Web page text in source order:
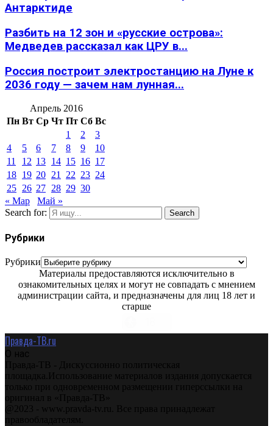
Антарктиде
Разбить на 12 зон и «русские острова»:
Медведев рассказал как ЦРУ в...
Россия построит электростанцию на Луне к
2036 году — зачем нам лунная...
Апрель 2016
Пн Вт Ср Чт Пт Сб Вс
1
2
3
4
5 6 7 8 9
10
11
12 13 14 15 16 17
18 19 20 21 22 23 24
25 26 27 28 29 30
« Мар
Май »
Search for:
Search
Рубрики
Рубрики
Материалы предоставляются исключительно в
ознакомительных целях и могут не совпадать с мнением
администрации сайта, и предназначены для лиц 18 лет и
старше
Правда-ТВ.ru
О нас
Правда-ТВ - Дискуссионно политическая
площадка.Использование материалов издания допускается
только при одновременном размещении гиперссылки на
оригинал в «Правда-ТВ»
@2023 - www.pravda-tv.ru. Все права принадлежат
правообладателям.